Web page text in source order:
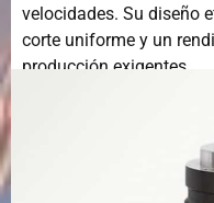
velocidades. Su diseño
corte uniforme y un
producción exigentes.